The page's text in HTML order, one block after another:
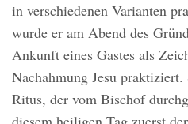
in verschiedenen Varianten
wurde er am Abend des
Ankunft eines Gastes als
Nachahmung Jesu
Ritus, der vom Bischof